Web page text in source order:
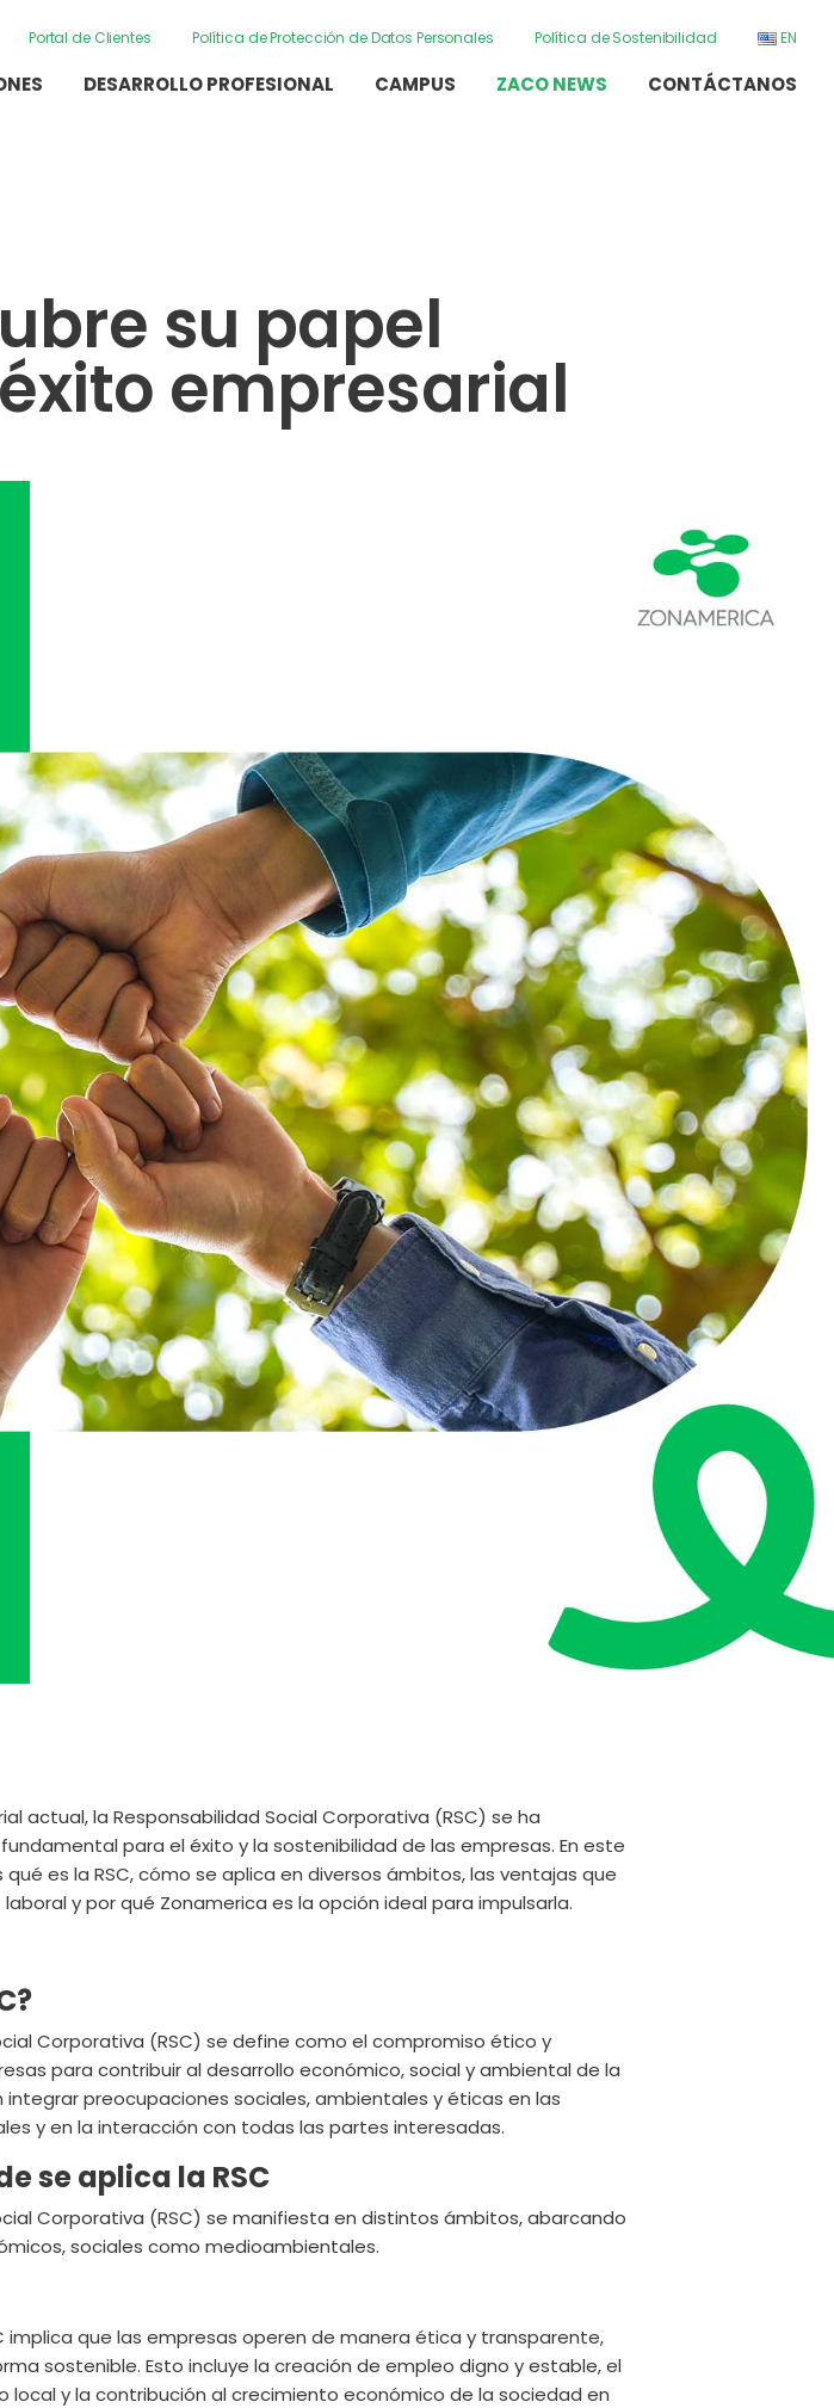
Portal de Clientes Política de Protección de Datos Personales Política de Sostenibilidad EN
DESARROLLO PROFESIONAL CAMPUS ZACO NEWS CONTÁCTANOS
su papel
empresarial
actual, la Responsabilidad Social Corporativa (RSC) se ha
para el éxito y la sostenibilidad de las empresas. En este
es la RSC, cómo se aplica en diversos ámbitos, las ventajas que
y por qué Zonamerica es la opción ideal para impulsarla.
Corporativa (RSC) se define como el compromiso ético y
para contribuir al desarrollo económico, social y ambiental de la
integrar preocupaciones sociales, ambientales y éticas en las
y en la interacción con todas las partes interesadas.
se aplica la RSC
Corporativa (RSC) se manifiesta en distintos ámbitos, abarcando
sociales como medioambientales.
implica que las empresas operen de manera ética y transparente,
sostenible. Esto incluye la creación de empleo digno y estable, el
local y la contribución al crecimiento económico de la sociedad en